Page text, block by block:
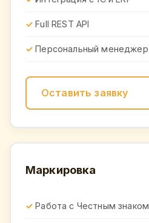
Full REST API
Персональный менеджер
Оставить заявку
Маркировка
Работа с Честным знаком